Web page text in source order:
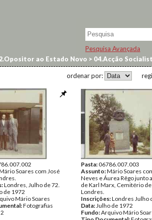
Pesquisa Avançada
ao Estado Novo > 04.Acção
ordenar por:
Soares com José
Londres, Julho de 72.
de 1972
Mário Soares
Fotografias
2
Pasta:06786.007.003
Assunto:Mário Soares
Neves e Áurea Rêgo junto
de Karl Marx, Cemitério de
Londres.
Inscrições:Londres Julho
Data:Julho de 1972
Fundo:Arquivo Mário